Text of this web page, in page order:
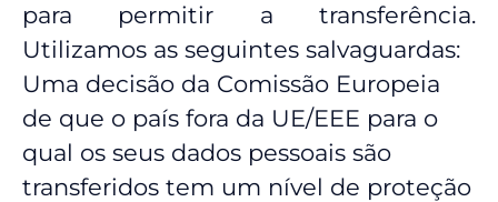
para permitir a transferência.
Utilizamos as seguintes salvaguardas:
Uma decisão da Comissão Europeia
de que o país fora da UE/EEE para o
qual os seus dados pessoais são
transferidos tem um nível de proteção